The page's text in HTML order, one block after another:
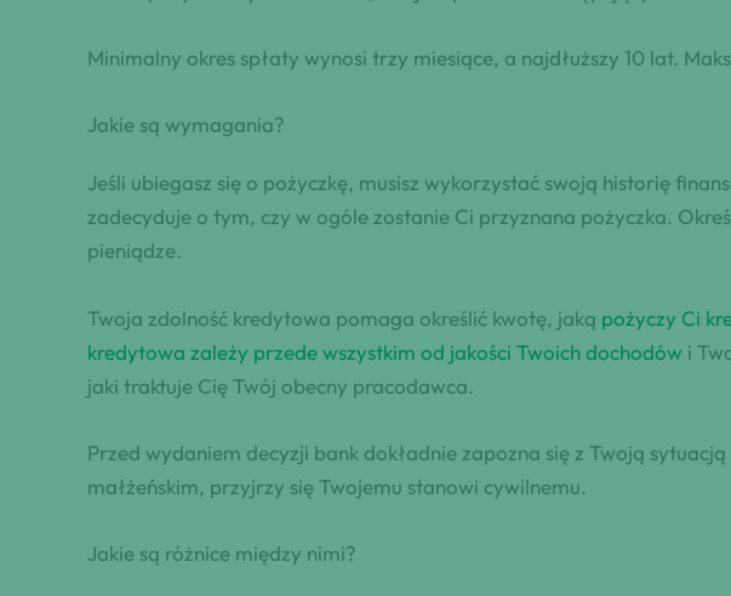
Minimalny okres spłaty wynosi trzy miesiące, a najdłuższy 10 lat.
Jakie są wymagania?
Jeśli ubiegasz się o pożyczkę, musisz wykorzystać swoją historię
zadecyduje o tym, czy w ogóle zostanie Ci przyznana pożyczka.
pieniądze.
Twoja zdolność kredytowa pomaga określić kwotę, jaką pożyczy Ci
kredytowa zależy przede wszystkim od jakości Twoich dochodów i
jaki traktuje Cię Twój obecny pracodawca.
Przed wydaniem decyzji bank dokładnie zapozna się z Twoją
małżeńskim, przyjrzy się Twojemu stanowi cywilnemu.
Jakie są różnice między nimi?